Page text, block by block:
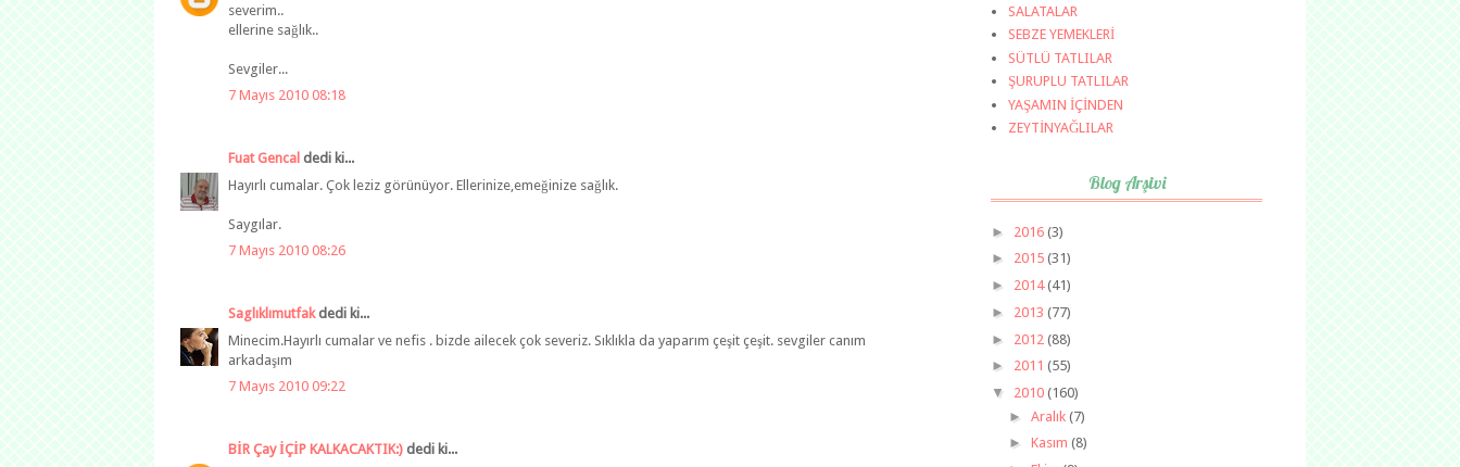
severim..
ellerine sağlık..
Sevgiler...
7 Mayıs 2010 08:18
Fuat Gencal dedi ki...
Hayırlı cumalar. Çok leziz görünüyor. Ellerinize,emeğinize sağlık.
Saygılar.
7 Mayıs 2010 08:26
Saglıklımutfakdedi ki...
Minecim.Hayırlı cumalar ve nefis . bizde ailecek çok severiz. Sıklıkla da yaparım çeşit çeşit. sevgiler canım
arkadaşım
7 Mayıs 2010 09:22
BİR Çay İÇİP KALKACAKTIK:) dedi ki...
SALATALAR
SEBZE YEMEKLERİ
SÜTLÜ TATLILAR
ŞURUPLU TATLILAR
YAŞAMIN İÇİNDEN
ZEYTİNYAĞLILAR
Blog Arşivi
► 2016 (3)
► 2015 (31)
► 2014(41)
► 2013 (77)
► 2012 (88)
► 2011 (55)
▼ 2010 (160)
► Aralık (7)
► Kasım (8)